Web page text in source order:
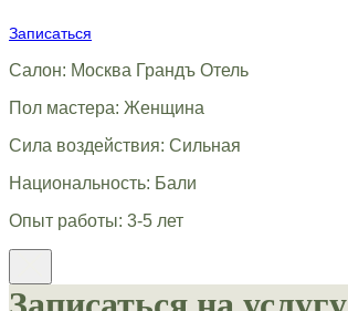
Записаться
Салон: Москва Грандъ Отель
Пол мастера: Женщина
Сила воздействия: Сильная
Национальность: Бали
Опыт работы: 3-5 лет